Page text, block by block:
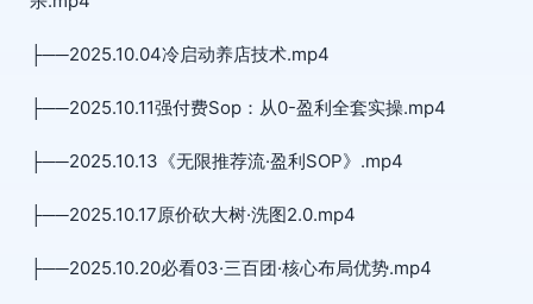
├──2025.10.04冷启动养店技术.mp4
├──2025.10.11强付费Sop：从0-盈利全套实操.mp4
├──2025.10.13《无限推荐流·盈利SOP》.mp4
├──2025.10.17原价砍大树·洗图2.0.mp4
├──2025.10.20必看03·三百团·核心布局优势.mp4